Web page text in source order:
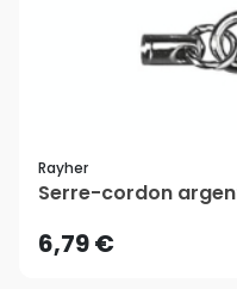
Rayher
Serre-cordon
6,79 €